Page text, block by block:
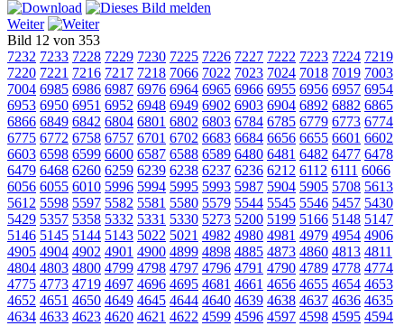
Weiter
Bild 12 von 353
7232 7233 7228 7229 7230 7225 7226 7227 7222 7223 7224 7219
7220 7221 7216 7217 7218 7066 7022 7023 7024 7018 7019 7003
7004 6985 6986 6987 6976 6964 6965 6966 6955 6956 6957 6954
6953 6950 6951 6952 6948 6949 6902 6903 6904 6892 6882 6865
6866 6849 6842 6804 6801 6802 6803 6784 6785 6779 6773 6774
6775 6772 6758 6757 6701 6702 6683 6684 6656 6655 6601 6602
6603 6598 6599 6600 6587 6588 6589 6480 6481 6482 6477 6478
6479 6468 6260 6259 6239 6238 6237 6236 6212 6112 6111 6066
6056 6055 6010 5996 5994 5995 5993 5987 5904 5905 5708 5613
5612 5598 5597 5582 5581 5580 5579 5544 5545 5546 5457 5430
5429 5357 5358 5332 5331 5330 5273 5200 5199 5166 5148 5147
5146 5145 5144 5143 5022 5021 4982 4980 4981 4979 4954 4906
4905 4904 4902 4901 4900 4899 4898 4885 4873 4860 4813 4811
4804 4803 4800 4799 4798 4797 4796 4791 4790 4789 4778 4774
4775 4773 4719 4697 4696 4695 4681 4661 4656 4655 4654 4653
4652 4651 4650 4649 4645 4644 4640 4639 4638 4637 4636 4635
4634 4633 4623 4620 4621 4622 4599 4596 4597 4598 4595 4594